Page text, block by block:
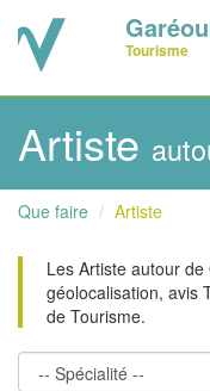
Tourisme
Artiste
Que faire Artiste
Les Artiste autour de
géolocalisation, avis
de Tourisme.